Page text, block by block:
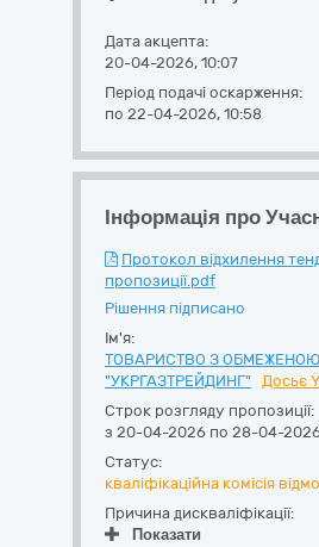
Дата акцепта:
20-04-2026, 10:07
Період подачі оскарження:
по 22-04-2026, 10:58
Інформація про
Протокол відхилення
пропозиції.pdf
Рішення підписано
Ім'я:
ТОВАРИСТВО З ОБМЕЖЕНОЮ
"УКРГАЗТРЕЙДИНГ"
Досьє
Строк розгляду пропозиції:
з 20-04-2026 по 28-04-
Статус:
кваліфікаційна комісія
Причина дискваліфікації:
Показати